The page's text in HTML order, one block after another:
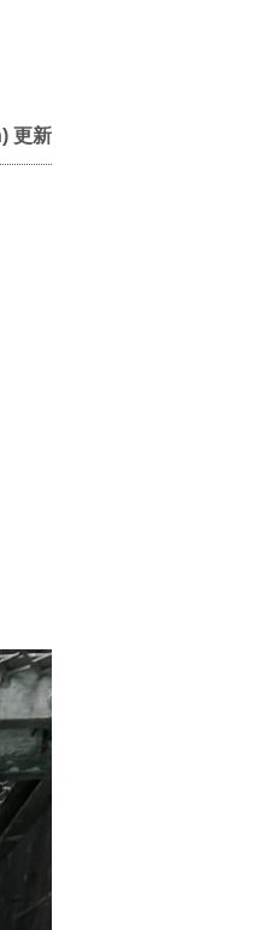
更新